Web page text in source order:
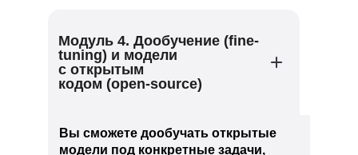
Модуль 4. Дообучение (fine-
tuning) и модели
с открытым
кодом (open-source)
Вы сможете дообучать открытые
модели под конкретные задачи,